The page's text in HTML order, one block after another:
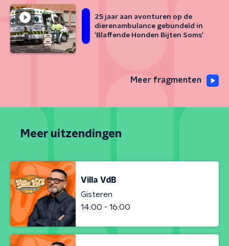
25 jaar aan avonturen op de
dierenambulance gebundeld in
'Blaffende Honden Bijten Soms'
Meer fragmenten
Meer uitzendingen
Villa VdB
Gisteren
14:00 - 16:00